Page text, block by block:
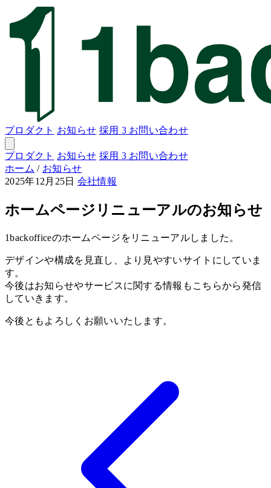
プロダクト お知らせ 採用 3 お問い合わせ
プロダクト お知らせ 採用 3 お問い合わせ
ホーム / お知らせ
2025年12月25日 会社情報
ホームページリニューアルのお知らせ
1backofficeのホームページをリニューアルしました。
デザインや構成を見直し、より見やすいサイトにしていま
す。
今後はお知らせやサービスに関する情報もこちらから発信
していきます。
今後ともよろしくお願いいたします。